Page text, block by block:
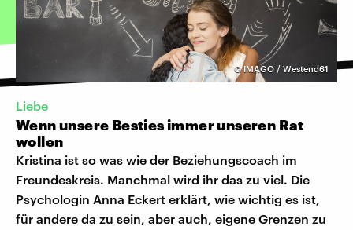
©IMAGO / Westend61
Liebe
Wenn unsere Besties immer unseren Rat
wollen
Kristina ist so was wie der Beziehungscoach im
Freundeskreis. Manchmal wird ihr das zu viel. Die
Psychologin Anna Eckert erklärt, wie wichtig es ist,
für andere da zu sein, aber auch, eigene Grenzen zu